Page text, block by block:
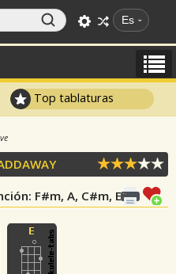
Es
Top tablaturas
: F#m, A, C#m, E